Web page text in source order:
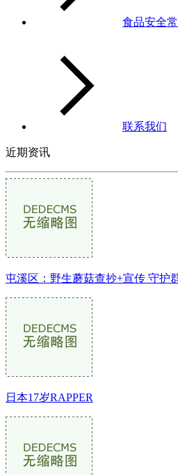
食品安全
联系我们
近期资讯
屯溪区：野生蘑菇查抄+宣传 守护
日本17岁RAPPER